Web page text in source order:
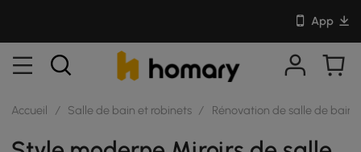
App
Accueil / Salle de bain et robinets / Rénovation de salle de bain